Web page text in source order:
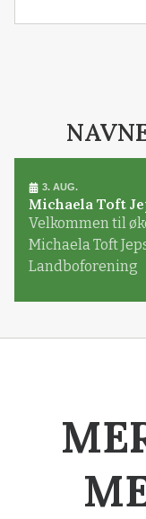
3. AUG.
Michaela Toft
Velkommen til
Michaela Toft
Landboforening